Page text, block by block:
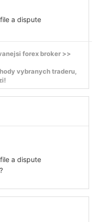
a dispute
forex broker >>
vybranych traderu,
a dispute